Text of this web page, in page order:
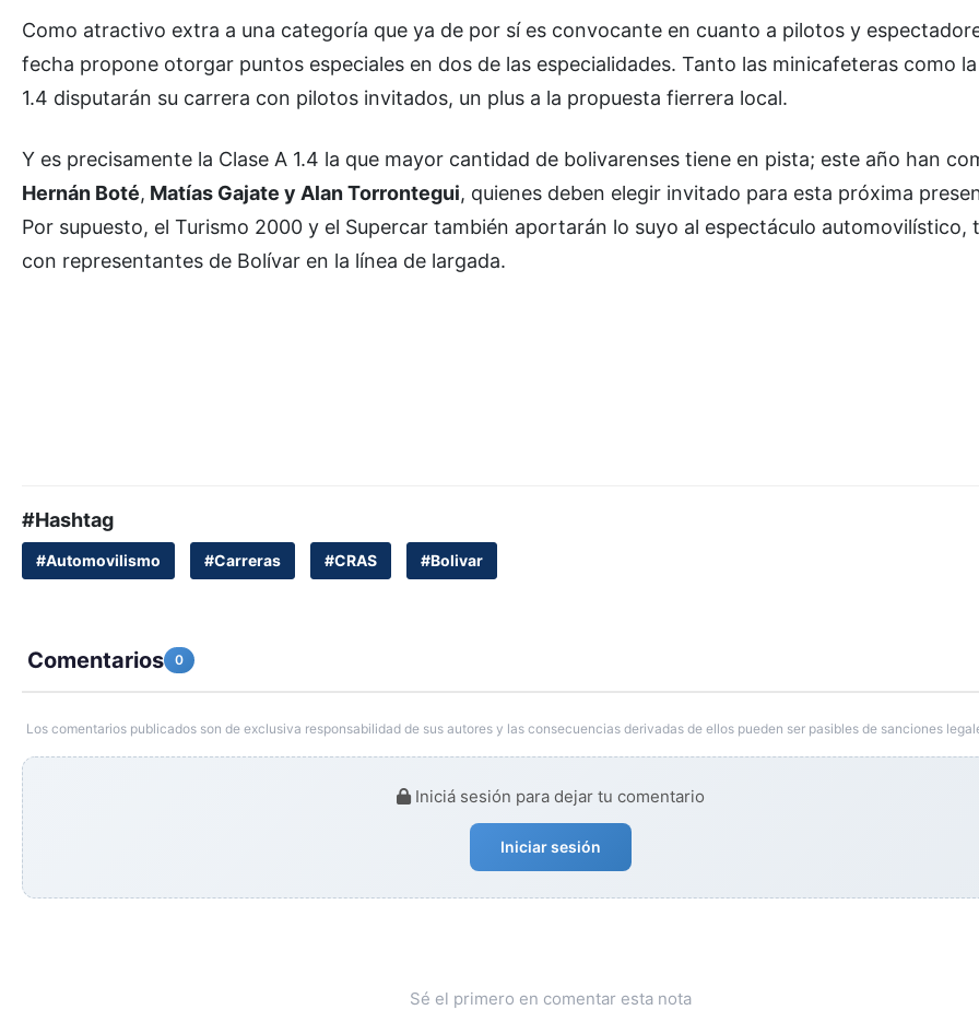
Como atractivo extra a una categoría que ya de por sí es convocante en cuanto a pilotos y
fecha propone otorgar puntos especiales en dos de las especialidades. Tanto las minicafeteras como la
1.4 disputarán su carrera con pilotos invitados, un plus a la propuesta fierrera local.
Y es precisamente la Clase A 1.4 la que mayor cantidad de bolivarenses tiene en pista; este año han
Hernán Boté, Matías Gajate y Alan Torrontegui, quienes deben elegir invitado para esta próxima
Por supuesto, el Turismo 2000 y el Supercar también aportarán lo suyo al espectáculo automovilístico,
con representantes de Bolívar en la línea de largada.
#Hashtag
#Automovilismo #Carreras #CRAS #Bolivar
Comentarios 0
Los comentarios publicados son de exclusiva responsabilidad de sus autores y las consecuencias derivadas de ellos pueden ser pasibles de sanciones
Iniciá sesión para dejar tu comentario
Iniciar sesión
Sé el primero en comentar esta nota